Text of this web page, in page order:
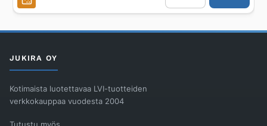
määrä
JUKIRA OY
Kotimaista luotettavaa LVI-tuotteiden
verkkokauppaa vuodesta 2004